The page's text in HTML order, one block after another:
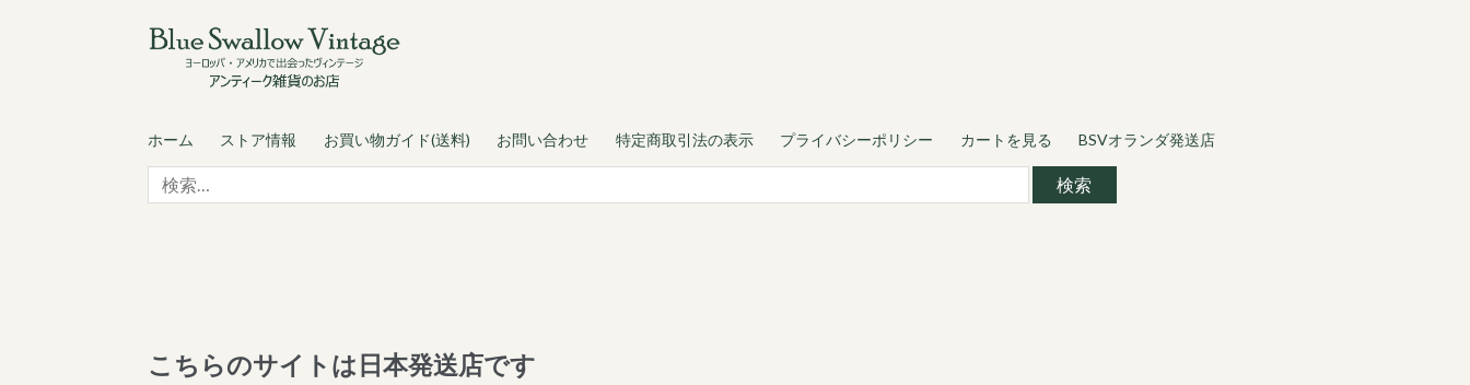
to
navigation
to
content
ホーム ストア情報 お買い物ガイド(送料) お問い合わせ 特定商取引法の表示 プライバシーポリシー カートを見る BSVオランダ発送店
検
索:
こちらのサイトは日本発送店です